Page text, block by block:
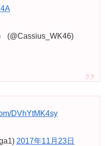
(@Cassius_WK46)
DVhYtMK4sy
2017年11月23日